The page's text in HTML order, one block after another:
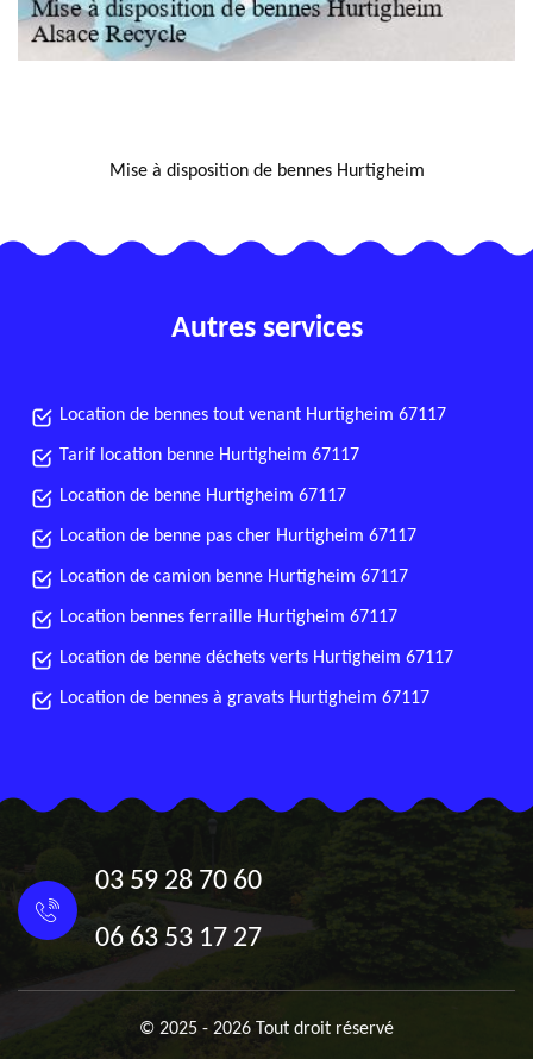
Mise à disposition de bennes Hurtigheim
Autres services
Location de bennes tout venant Hurtigheim 67117
Tarif location benne Hurtigheim 67117
Location de benne Hurtigheim 67117
Location de benne pas cher Hurtigheim 67117
Location de camion benne Hurtigheim 67117
Location bennes ferraille Hurtigheim 67117
Location de benne déchets verts Hurtigheim 67117
Location de bennes à gravats Hurtigheim 67117
03 59 28 70 60
06 63 53 17 27
© 2025 - 2026 Tout droit réservé